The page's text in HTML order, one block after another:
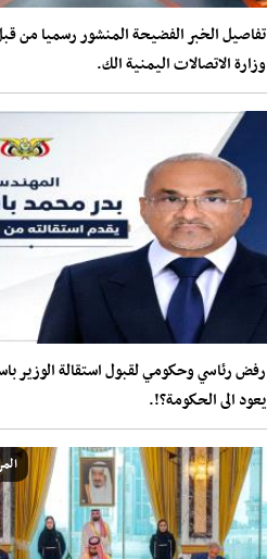
تفاصيل الخبر الفضيحة المنشور رسميا من
وزارة الاتصالات اليمنية الك.
رفض رئاسي وحكومي لقبول استقالة الوزير
يعود الى الحكومة؟!.